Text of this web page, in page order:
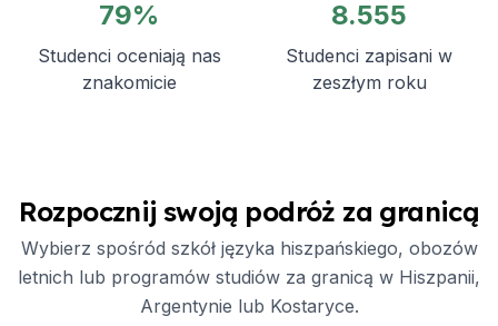
79%
Studenci oceniają nas
znakomicie
8.555
Studenci zapisani w
zeszłym roku
Rozpocznij swoją podróż za granicą
Wybierz spośród szkół języka hiszpańskiego, obozów
letnich lub programów studiów za granicą w Hiszpanii,
Argentynie lub Kostaryce.